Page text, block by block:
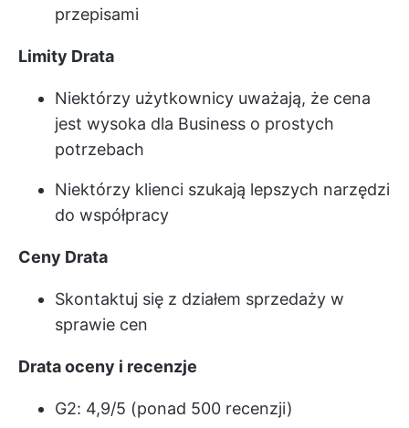
przepisami
Limity Drata
Niektórzy użytkownicy uważają, że cena
jest wysoka dla Business o prostych
potrzebach
Niektórzy klienci szukają lepszych narzędzi
do współpracy
Ceny Drata
Skontaktuj się z działem sprzedaży w
sprawie cen
Drata oceny i recenzje
G2: 4,9/5 (ponad 500 recenzji)